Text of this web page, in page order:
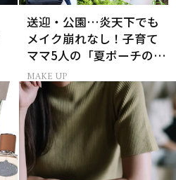
送迎・公園…炎天下でも
メイク崩れなし！子育て
ママ5人の「夏ポーチの中
身」
MAKE UP